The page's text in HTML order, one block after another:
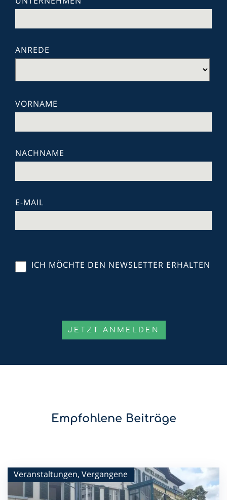
ANREDE
VORNAME
NACHNAME
E-MAIL
ICH MÖCHTE DEN NEWSLETTER ERHALTEN
Empfohlene Beiträge
Veranstaltungen, Vergangene